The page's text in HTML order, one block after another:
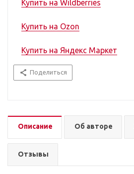
Технологии
Федеральный партнерский
бизнес-проект G10
Купить на Wildberries
Купить на Ozon
Купить на Яндекс Маркет
Поделиться
Описание Об авторе
Отзывы